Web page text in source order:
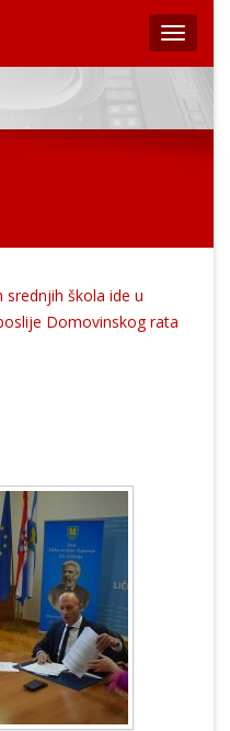
srednjih škola ide u
Domovinskog rata